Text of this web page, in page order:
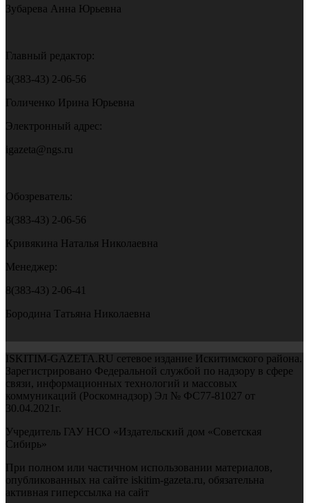
Зубарева Анна Юрьевна
Главный редактор:
8(383-43) 2-06-56
Голиченко Ирина Юрьевна
Электронный адрес:
igazeta@ngs.ru
Обозреватель:
8(383-43) 2-06-56
Кривякина Наталья Николаевна
Менеджер:
8(383-43) 2-06-41
Бородина Татьяна Николаевна
ISKITIM-GAZETA.RU сетевое издание Искитимского района.
Зарегистрировано Федеральной службой по надзору в сфере
связи, информационных технологий и массовых
коммуникаций (Роскомнадзор) Эл № ФС77-81027 от
30.04.2021г.
Учредитель ГАУ НСО «Издательский дом «Советская
Сибирь»
При полном или частичном использовании материалов,
опубликованных на сайте iskitim-gazeta.ru, обязательна
активная гиперссылка на сайт